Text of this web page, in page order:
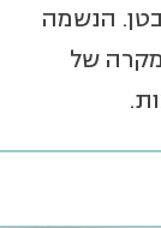
הנשמה
של